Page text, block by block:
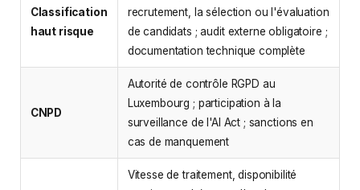
Classification
haut risque
recrutement, la sélection ou l'évaluation
de candidats ; audit externe obligatoire ;
documentation technique complète
CNPD
Autorité de contrôle RGPD au
Luxembourg ; participation à la
surveillance de l'AI Act ; sanctions en
cas de manquement
Vitesse de traitement, disponibilité